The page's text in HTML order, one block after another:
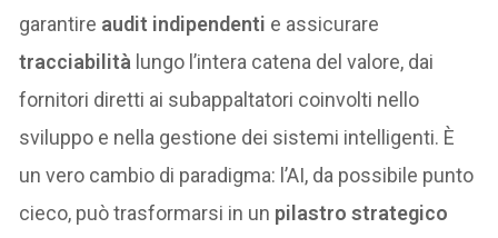
garantire audit indipendenti e assicurare
tracciabilità lungo l’intera catena del valore, dai
fornitori diretti ai subappaltatori coinvolti nello
sviluppo e nella gestione dei sistemi intelligenti. È
un vero cambio di paradigma: l’AI, da possibile punto
cieco, può trasformarsi in un pilastro strategico